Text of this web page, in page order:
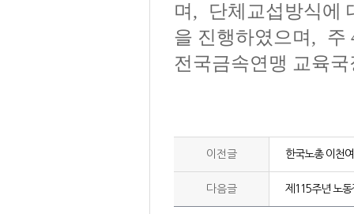
며 ,
단체교섭방식에
을 진행하였으며 , 주
전국금속연맹 교육
이전글 한국노총 이천
다음글 제115주년 노